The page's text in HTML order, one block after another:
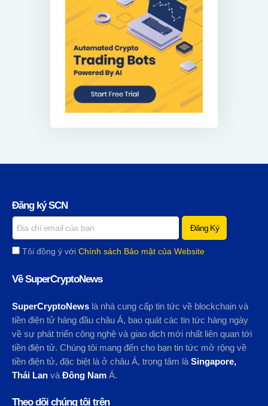
Đăng ký SCN
Tôi đồng ý với Chính sách Bảo mật của Website
Về SuperCryptoNews
SuperCryptoNews là nhà cung cấp tin tức về blockchain và
tiền điện tử hàng đầu châu Á, bao quát các tin tức hàng ngày
về sự phát triển công nghệ và giao dịch mới nhất liên quan tới
tiền điện tử. Chúng tôi mang đến cho bạn tin tức mở rộng về
tiền điện tử, đặc biệt là ở châu Á, trọng tâm là Singapore,
Thái Lan và Đông Nam Á.
Theo dõi chúng tôi trên